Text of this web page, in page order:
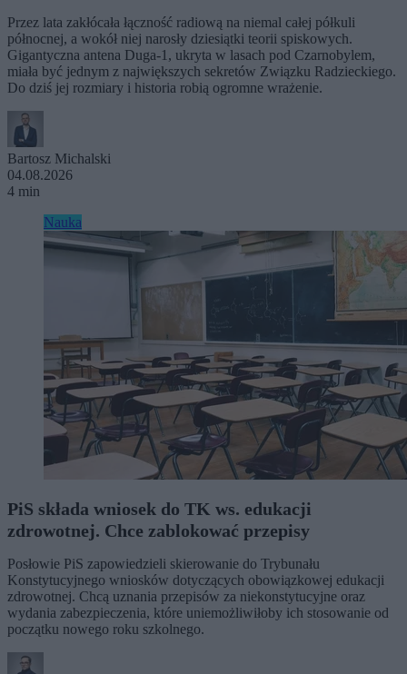
Przez lata zakłócała łączność radiową na niemal całej półkuli
północnej, a wokół niej narosły dziesiątki teorii spiskowych.
Gigantyczna antena Duga-1, ukryta w lasach pod Czarnobylem,
miała być jednym z największych sekretów Związku Radzieckiego.
Do dziś jej rozmiary i historia robią ogromne wrażenie.
Bartosz Michalski
04.08.2026
4 min
Nauka
PiS składa wniosek do TK ws. edukacji
zdrowotnej. Chce zablokować przepisy
Posłowie PiS zapowiedzieli skierowanie do Trybunału
Konstytucyjnego wniosków dotyczących obowiązkowej edukacji
zdrowotnej. Chcą uznania przepisów za niekonstytucyjne oraz
wydania zabezpieczenia, które uniemożliwiłoby ich stosowanie od
początku nowego roku szkolnego.